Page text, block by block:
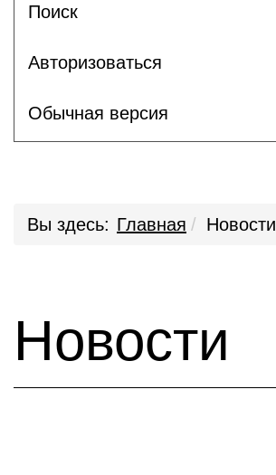
Поиск
Авторизоваться
Обычная версия
Вы здесь: Главная Новости
Новости